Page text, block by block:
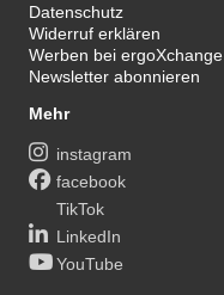
Datenschutz
Widerruf erklären
Werben bei ergoXchange
Newsletter abonnieren
Mehr
instagram
facebook
TikTok
LinkedIn
YouTube